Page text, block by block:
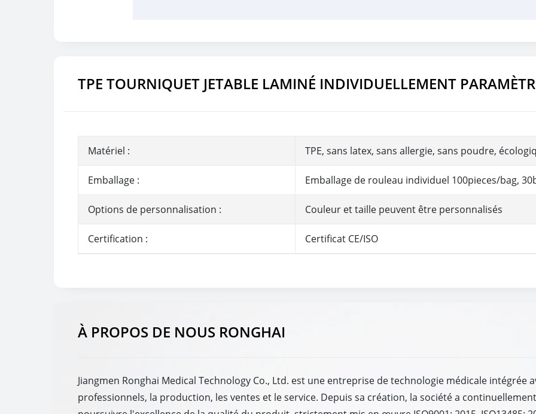
TPE TOURNIQUET JETABLE LAMINÉ INDIVIDUELLEMENT
Matériel : TPE, sans latex, sans allergie, sans poudre,
Emballage : Emballage de rouleau individuel 100pieces/bag,
Options de personnalisation : Couleur et taille peuvent être personnalisés
Certification : Certificat CE/ISO
À PROPOS DE NOUS RONGHAI
Jiangmen Ronghai Medical Technology Co., Ltd. est une entreprise de technologie médicale intégrée
professionnels, la production, les ventes et le service. Depuis sa création, la société a